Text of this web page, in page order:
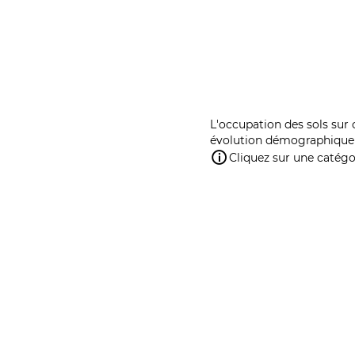
L'occupation des sols
évolution
Cliquez sur une